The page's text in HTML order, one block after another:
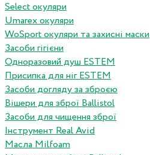
Select окуляри
Umarex окуляри
WoSport окуляри та захисні маски
Засоби гігієни
Одноразовий душ ESTEM
Присипка для ніг ESTEM
Засоби догляду за зброєю
Вішери для зброї Ballistol
Засоби для чищення зброї
Інструмент Real Avid
Масла Milfoam